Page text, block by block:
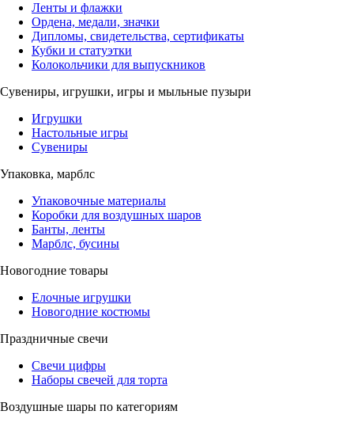
Ленты и флажки
Ордена, медали, значки
Дипломы, свидетельства, сертификаты
Кубки и статуэтки
Колокольчики для выпускников
Сувениры, игрушки, игры и мыльные пузыри
Игрушки
Настольные игры
Сувениры
Упаковка, марблс
Упаковочные материалы
Коробки для воздушных шаров
Банты, ленты
Марблс, бусины
Новогодние товары
Елочные игрушки
Новогодние костюмы
Праздничные свечи
Свечи цифры
Наборы свечей для торта
Воздушные шары по категориям